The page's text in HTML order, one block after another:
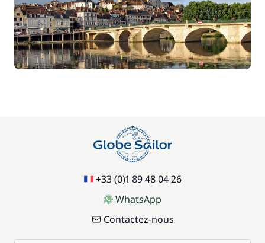
+33 (0)1 89 48 04 26
WhatsApp
Contactez-nous